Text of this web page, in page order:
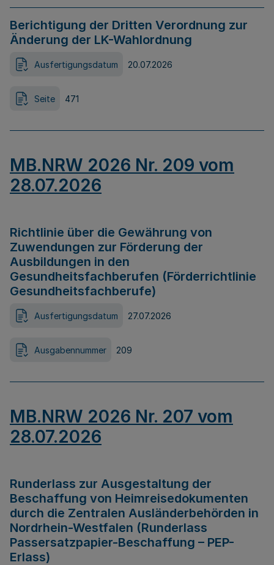
Berichtigung der Dritten Verordnung zur
Änderung der LK-Wahlordnung
Ausfertigungsdatum 20.07.2026
Seite 471
MB.NRW 2026 Nr. 209 vom
28.07.2026
Richtlinie über die Gewährung von
Zuwendungen zur Förderung der
Ausbildungen in den
Gesundheitsfachberufen (Förderrichtlinie
Gesundheitsfachberufe)
Ausfertigungsdatum 27.07.2026
Ausgabennummer 209
MB.NRW 2026 Nr. 207 vom
28.07.2026
Runderlass zur Ausgestaltung der
Beschaffung von Heimreisedokumenten
durch die Zentralen Ausländerbehörden in
Nordrhein-Westfalen (Runderlass
Passersatzpapier-Beschaffung – PEP-
Erlass)